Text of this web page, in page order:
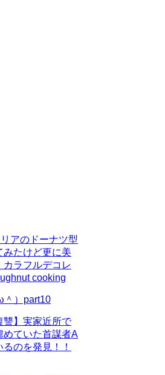
アのドーナツ型
たけど更に美
ラフルデコレ
cooking
＾）part10
讐】実家近所で
めていた首謀者A
のを発見！！